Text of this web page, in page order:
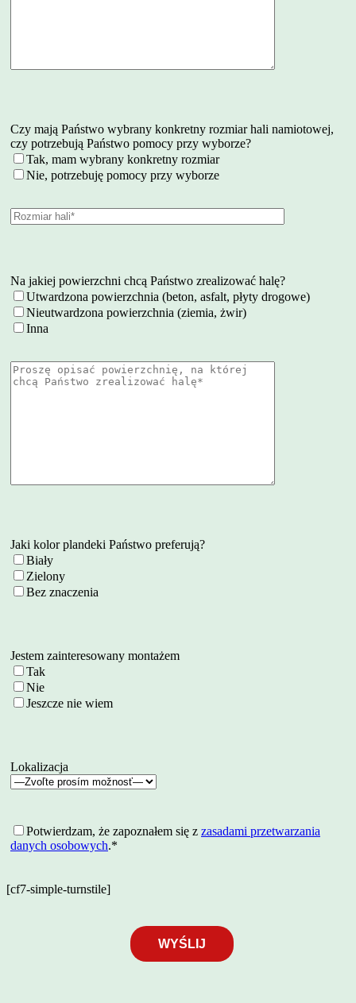
Czy mają Państwo wybrany konkretny rozmiar hali namiotowej,
czy potrzebują Państwo pomocy przy wyborze?
Tak, mam wybrany konkretny rozmiar
Nie, potrzebuję pomocy przy wyborze
Na jakiej powierzchni chcą Państwo zrealizować halę?
Utwardzona powierzchnia (beton, asfalt, płyty drogowe)
Nieutwardzona powierzchnia (ziemia, żwir)
Inna
Jaki kolor plandeki Państwo preferują?
Biały
Zielony
Bez znaczenia
Jestem zainteresowany montażem
Tak
Nie
Jeszcze nie wiem
Lokalizacja
Potwierdzam, że zapoznałem się z zasadami przetwarzania
danych osobowych.*
[cf7-simple-turnstile]